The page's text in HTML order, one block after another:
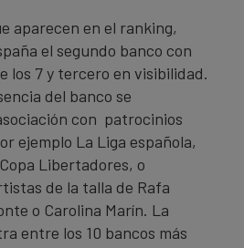
aparecen en el ranking,
el segundo banco con
los 7 y tercero en visibilidad.
del banco se
con patrocinios
ejemplo La Liga española,
Libertadores, o
de la talla de Rafa
o Carolina Marín. La
entre los 10 bancos más